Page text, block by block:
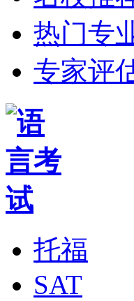
热门专
专家评
托福
SAT